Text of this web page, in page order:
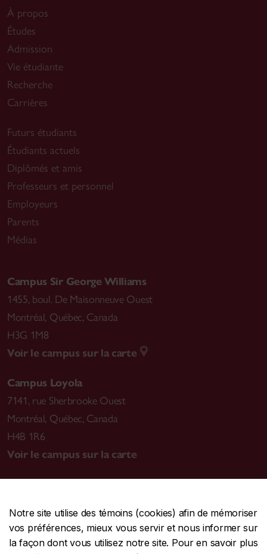
Notre site utilise des témoins (cookies) afin de mémoriser
vos préférences, mieux vous servir et nous informer sur
la façon dont vous utilisez notre site. Pour en savoir plus
À propos
Études
Admission
Vie étudiante
Recherche
Carrières
Futurs étudiants
Étudiants actuels
Diplômés et amis
Professeurs et personnel
Employeurs
Parents
Médias
Campus Sir George Williams
1455, boul. De Maisonneuve Ouest
Montréal, Québec, Canada
H3G 1M8
Voir le campus sur la carte
Campus Loyola
7141, rue Sherbrooke Ouest
Montréal, Québec, Canada
H4B 1R6
Voir le campus sur la carte
CENTRALE514-848-2424
URGENCE514-848-3717